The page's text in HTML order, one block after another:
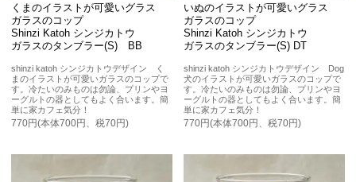
くまのイラストが可愛いグラス
ガラスのコップ
Shinzi Katoh シンジカトウ
ガラスのタンブラー(S) BB
shinzi katoh シンジカトウデザイン く
まのイラストが可愛いガラスのコップで
す。冷たいのみものは勿論、プリンやヨ
ーグルトの器としてもよく合います。簡
単に家カフェ気分！
770円(本体700円、税70円)
いぬのイラストが可愛いグラス
ガラスのコップ
Shinzi Katoh シンジカトウ
ガラスのタンブラー(S) DT
shinzi katoh シンジカトウデザイン Dog
犬のイラストが可愛いガラスのコップで
す。冷たいのみものは勿論、プリンやヨ
ーグルトの器としてもよく合います。簡
単に家カフェ気分！
770円(本体700円、税70円)